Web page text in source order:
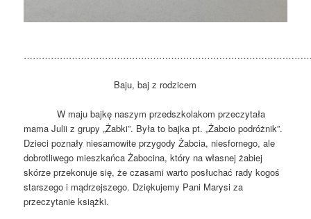
Baju, baj z rodzicem
W maju bajkę naszym przedszkolakom przeczytała
mama Julii z grupy „Żabki”. Była to bajka pt. „Żabcio podróżnik”.
Dzieci poznały niesamowite przygody Żabcia, niesfornego, ale
dobrotliwego mieszkańca Żabocina, który na własnej żabiej
skórze przekonuje się, że czasami warto posłuchać rady kogoś
starszego i mądrzejszego. Dziękujemy Pani Marysi za
przeczytanie książki.